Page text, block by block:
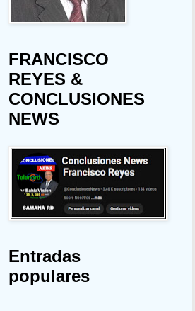
FRANCISCO
REYES &
CONCLUSIONES
NEWS
Entradas
populares